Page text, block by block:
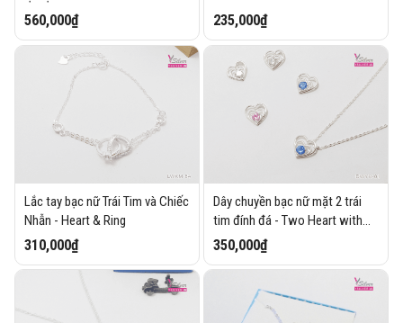
560,000₫ 235,000₫
Lắc tay bạc nữ Trái Tim và Chiếc
Nhẫn - Heart & Ring
310,000₫
Dây chuyền bạc nữ mặt 2 trái
tim đính đá - Two Heart with
stone
350,000₫